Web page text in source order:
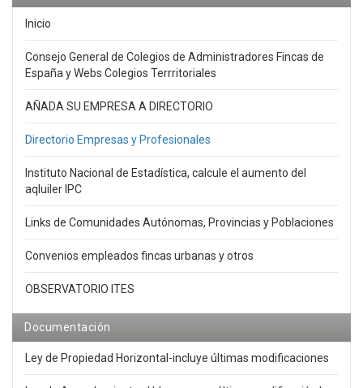
Inicio
Consejo General de Colegios de Administradores Fincas de
España y Webs Colegios Terrritoriales
AÑADA SU EMPRESA A DIRECTORIO
Directorio Empresas y Profesionales
Instituto Nacional de Estadística, calcule el aumento del
aqluiler IPC
Links de Comunidades Autónomas, Provincias y Poblaciones
Convenios empleados fincas urbanas y otros
OBSERVATORIO ITES
Documentación
Ley de Propiedad Horizontal-incluye últimas modificaciones